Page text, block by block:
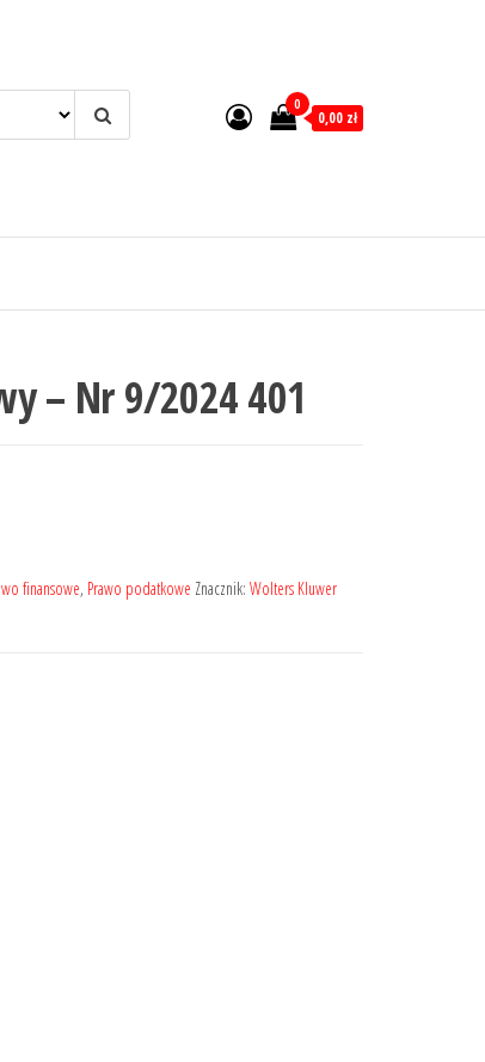
0
0,00 zł
– Nr 9/2024 401
finansowe, Prawo podatkowe Znacznik: Wolters Kluwer